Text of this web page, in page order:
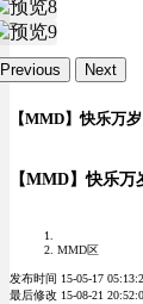
Previous Next
【MMD】快乐万
【MMD】快乐
MMD区
发布时间 15-05-17
最后修改 15-08-21